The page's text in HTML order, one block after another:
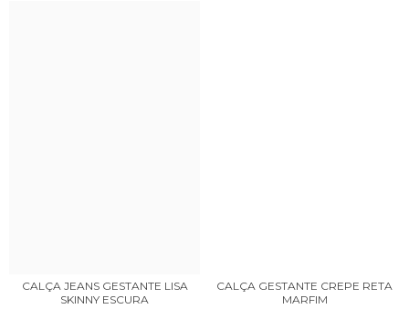
CALÇA JEANS GESTANTE LISA
SKINNY ESCURA
CALÇA GESTANTE CREPE RETA
MARFIM